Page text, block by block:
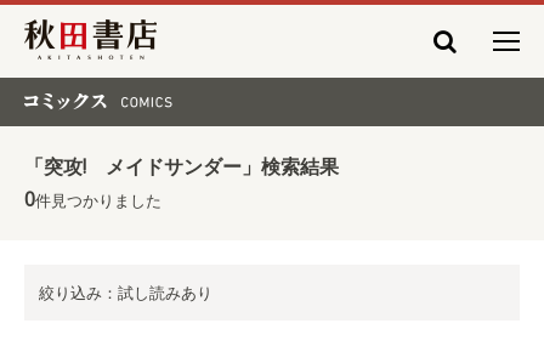
秋田書店
「突攻! メイドサンダー」検索結果
0件見つかりました
絞り込み：試し読みあり